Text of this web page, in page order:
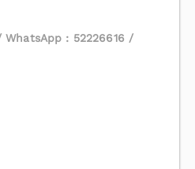
WhatsApp : 52226616 /